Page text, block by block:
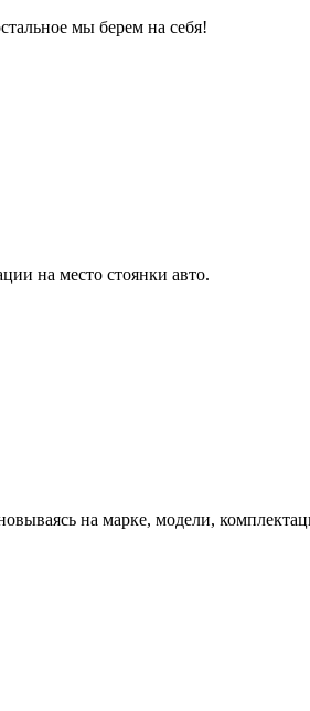
мы берем на себя!
на место стоянки авто.
на марке, модели,